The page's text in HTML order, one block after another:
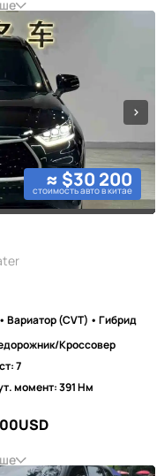
≈ $30 200
стоимость авто в китае
Вариатор (CVT) • Гибрид
Кроссовер
7
момент: 391 Нм
USD